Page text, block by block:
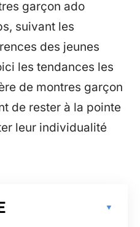
garçon ado
suivant les
des jeunes
les tendances les
de montres garçon
de rester à la pointe
leur individualité